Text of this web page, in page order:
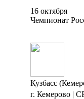
16 октября
Чемпионат
Кузбасс
г. Кемерово |